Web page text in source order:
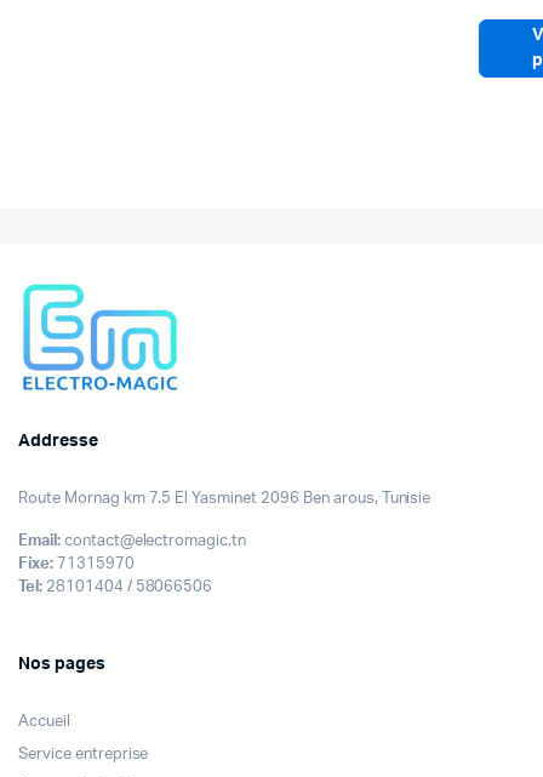
Addresse
Route Mornag km 7.5 El Yasminet 2096 Ben arous, Tunisie
Email:contact@electromagic.tn
Fixe:71315970
Tel:28101404 / 58066506
Nos pages
Accueil
Service entreprise